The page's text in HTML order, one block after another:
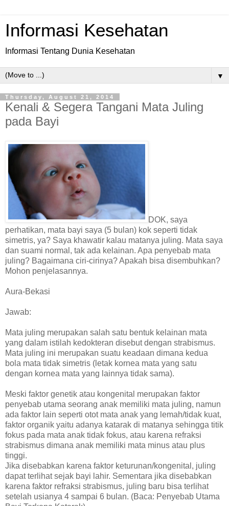
Informasi Kesehatan
Informasi Tentang Dunia Kesehatan
▼
Thursday, August 21, 2014
Kenali & Segera Tangani Mata Juling
pada Bayi
DOK, saya
perhatikan, mata bayi saya (5 bulan) kok seperti tidak
simetris, ya? Saya khawatir kalau matanya juling. Mata saya
dan suami normal, tak ada kelainan. Apa penyebab mata
juling? Bagaimana ciri-cirinya? Apakah bisa disembuhkan?
Mohon penjelasannya.
Aura-Bekasi
Jawab:
Mata juling merupakan salah satu bentuk kelainan mata
yang dalam istilah kedokteran disebut dengan strabismus.
Mata juling ini merupakan suatu keadaan dimana kedua
bola mata tidak simetris (letak kornea mata yang satu
dengan kornea mata yang lainnya tidak sama).
Meski faktor genetik atau kongenital merupakan faktor
penyebab utama seorang anak memiliki mata juling, namun
ada faktor lain seperti otot mata anak yang lemah/tidak kuat,
faktor organik yaitu adanya katarak di matanya sehingga titik
fokus pada mata anak tidak fokus, atau karena refraksi
strabismus dimana anak memiliki mata minus atau plus
tinggi.
Jika disebabkan karena faktor keturunan/kongenital, juling
dapat terlihat sejak bayi lahir. Sementara jika disebabkan
karena faktor refraksi strabismus, juling baru bisa terlihat
setelah usianya 4 sampai 6 bulan. (Baca: Penyebab Utama